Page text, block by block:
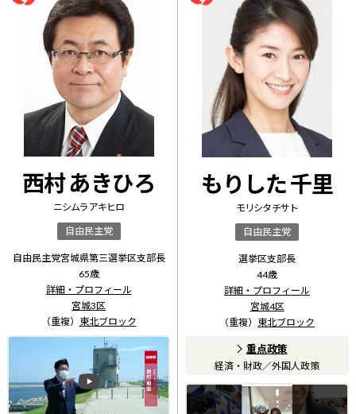
西村 あきひろ
ニシムラ アキヒロ
自由民主党
自由民主党宮城県第三選挙区支部長
65歳
詳細・プロフィール
宮城3区
（重複） 東北ブロック
もりした 千里
モリシタ チサト
自由民主党
選挙区支部長
44歳
詳細・プロフィール
宮城4区
（重複） 東北ブロック
重点政策
経済・財政／外国人政策